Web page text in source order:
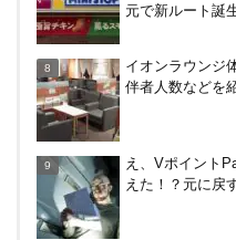
が可能に！月末
元で新ルート誕
イオンラウンジ
伴者人数などを
え、Vポイント
えた！？元に戻